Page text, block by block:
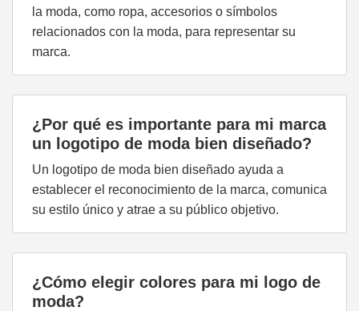
la moda, como ropa, accesorios o símbolos
relacionados con la moda, para representar su
marca.
¿Por qué es importante para mi marca
un logotipo de moda bien diseñado?
Un logotipo de moda bien diseñado ayuda a
establecer el reconocimiento de la marca, comunica
su estilo único y atrae a su público objetivo.
¿Cómo elegir colores para mi logo de
moda?